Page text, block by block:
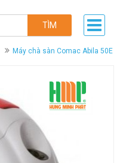
TÌM
Máy chà sàn Comac Abila 50E